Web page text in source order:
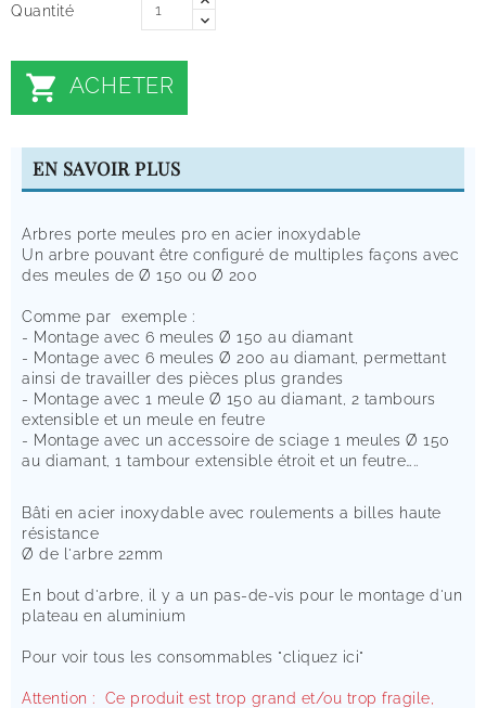
Quantité
 ACHETER
EN SAVOIR PLUS
Arbres porte meules pro en acier inoxydable
Un arbre pouvant être configuré de multiples façons avec
des meules de Ø 150 ou Ø 200
Comme par exemple :
- Montage avec 6 meules Ø 150 au diamant
- Montage avec 6 meules Ø 200 au diamant, permettant
ainsi de travailler des pièces plus grandes
- Montage avec 1 meule Ø 150 au diamant, 2 tambours
extensible et un meule en feutre
- Montage avec un accessoire de sciage 1 meules Ø 150
au diamant, 1 tambour extensible étroit et un feutre…..
Bâti en acier inoxydable avec roulements a billes haute
résistance
Ø de l'arbre 22mm
En bout d'arbre, il y a un pas-de-vis pour le montage d'un
plateau en aluminium
Pour voir tous les consommables "cliquez ici"
Attention : Ce produit est trop grand et/ou trop fragile,